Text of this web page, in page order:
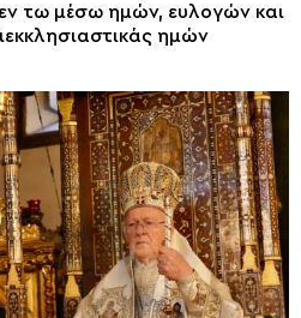
τω μέσω ημών, ευλογών και
ημών